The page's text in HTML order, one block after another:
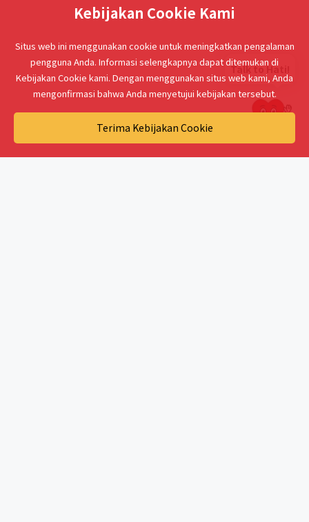
Kebijakan Cookie Kami
Situs web ini menggunakan cookie untuk meningkatkan pengalaman
pengguna Anda. Informasi selengkapnya dapat ditemukan di
Kebijakan Cookie kami. Dengan menggunakan situs web kami, Anda
mengonfirmasi bahwa Anda menyetujui kebijakan tersebut.
Terima Kebijakan Cookie
Talk to Hati!